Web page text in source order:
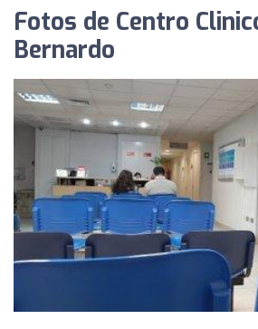
Fotos de Centro
Bernardo